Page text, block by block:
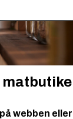
webben